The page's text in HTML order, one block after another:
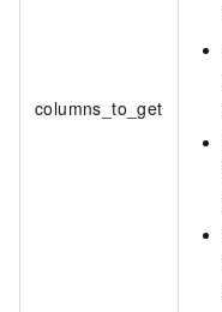
columns_to_get